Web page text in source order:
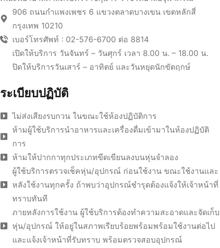
906 ถนนกำแพงเพชร 6 แขวงตลาดบางเขน เขตหลักสี่
กรุงเทพ 10210
เบอร์โทรศัพท์ : 02-576-6700 ต่อ 8814
เปิดให้บริการ วันจันทร์ – วันศุกร์ เวลา 8.00 น. – 18.00 น.
ปิดให้บริการวันเสาร์ – อาทิตย์ และวันหยุดนักขัตฤกษ์
ระเบียบปฏิบัติ
ไม่ส่งเสียงรบกวน ในขณะใช้ห้องปฏิบัติการ
ห้ามผู้ใช้บริการนำอาหารและเครื่องดื่มเข้ามาในห้องปฏิบัติ
การ
ห้ามให้ปากกาทุกประเภทขีดเขียนลงบนหุ่นจำลอง
ผู้ใช้บริการตรวจเช็คหุ่น/อุปกรณ์ ก่อนใช้งาน ขณะใช้งานและ
หลังใช้งานทุกครั้ง ถ้าพบว่าอุปกรณ์ชำรุดต้องแจ้งให้เจ้าหน้าที่
ทราบทันที
ภายหลังการใช้งาน ผู้ใช้บริการต้องทำความสะอาดและจัดเก็บ
หุ่น/อุปกรณ์ ให้อยู่ในสภาพเรียบร้อยพร้อมพร้อมใช้งานต่อไป
และแจ้งเจ้าหน้าที่รับทราบ พร้อมตรวจสอบอุปกรณ์